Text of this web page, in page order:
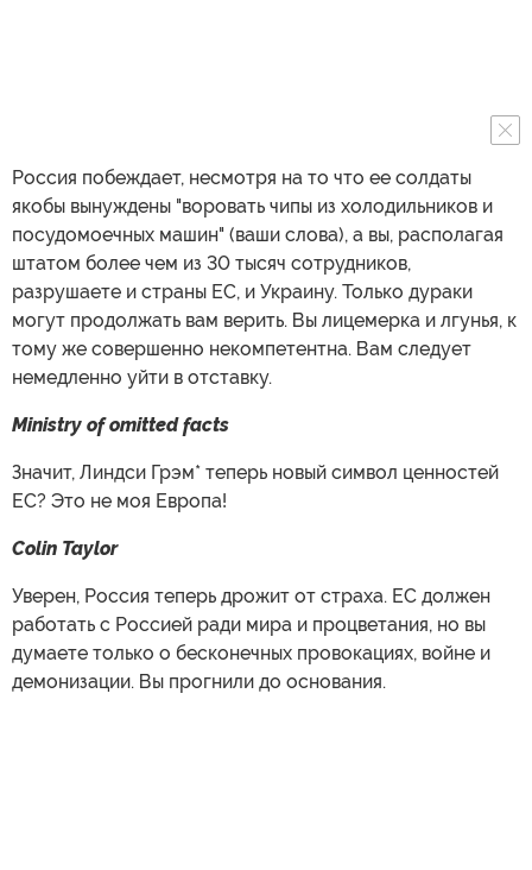
Россия побеждает, несмотря на то что ее солдаты
якобы вынуждены "воровать чипы из холодильников и
посудомоечных машин" (ваши слова), а вы, располагая
штатом более чем из 30 тысяч сотрудников,
разрушаете и страны ЕС, и Украину. Только дураки
могут продолжать вам верить. Вы лицемерка и лгунья, к
тому же совершенно некомпетентна. Вам следует
немедленно уйти в отставку.
Ministry of omitted facts
Значит, Линдси Грэм* теперь новый символ ценностей
ЕС? Это не моя Европа!
Colin Taylor
Уверен, Россия теперь дрожит от страха. ЕС должен
работать с Россией ради мира и процветания, но вы
думаете только о бесконечных провокациях, войне и
демонизации. Вы прогнили до основания.